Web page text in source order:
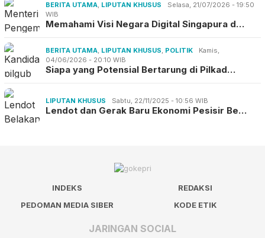
BERITA UTAMA, LIPUTAN KHUSUS
Selasa, 21/07/2026 - 19:50
WIB
Memahami Visi Negara Digital Singapura d…
BERITA UTAMA, LIPUTAN KHUSUS, POLITIK
Kamis,
04/06/2026 - 20:10 WIB
Siapa yang Potensial Bertarung di Pilkad…
LIPUTAN KHUSUS Sabtu, 22/11/2025 - 10:56 WIB
Lendot dan Gerak Baru Ekonomi Pesisir Be…
INDEKS
REDAKSI
PEDOMAN MEDIA SIBER
KODE ETIK
JARINGAN SOCIAL